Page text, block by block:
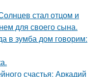
стал отцом и
для своего сына.
в зумба дом говорим:
счастья: Аркадий